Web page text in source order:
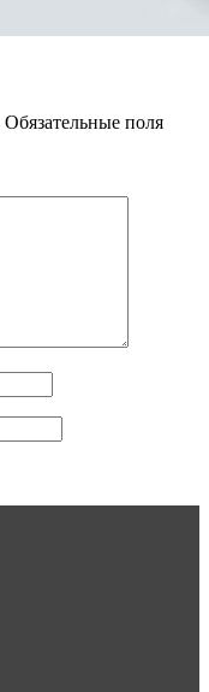
Обязательные поля